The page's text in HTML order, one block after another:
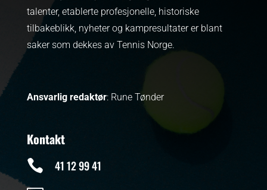
talenter, etablerte profesjonelle, historiske
tilbakeblikk, nyheter og kampresultater er blant
saker som dekkes av Tennis Norge.
Ansvarlig redaktør: Rune Tønder
Kontakt
 41 12 99 41